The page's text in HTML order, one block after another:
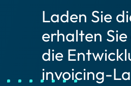
Laden Sie
erhalten
die
invoicing-